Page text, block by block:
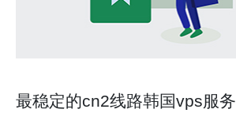
最稳定的cn2线路韩国vps服务